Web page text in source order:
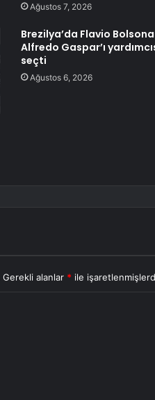
Ağustos 7, 2026
Brezilya’da Flavio
Alfredo Gaspar’ı
seçti
Ağustos 6, 2026
Gerekli alanlar * ile